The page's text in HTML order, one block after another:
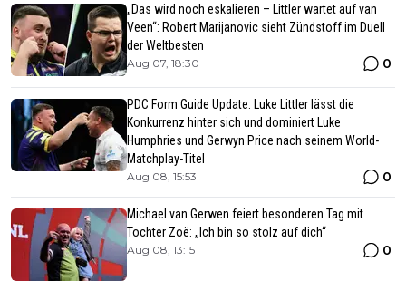
„Das wird noch eskalieren – Littler wartet auf van
Veen“: Robert Marijanovic sieht Zündstoff im Duell
der Weltbesten
Aug 07, 18:30 0
PDC Form Guide Update: Luke Littler lässt die
Konkurrenz hinter sich und dominiert Luke
Humphries und Gerwyn Price nach seinem World-
Matchplay-Titel
Aug 08, 15:53 0
Michael van Gerwen feiert besonderen Tag mit
Tochter Zoë: „Ich bin so stolz auf dich“
Aug 08, 13:15 0